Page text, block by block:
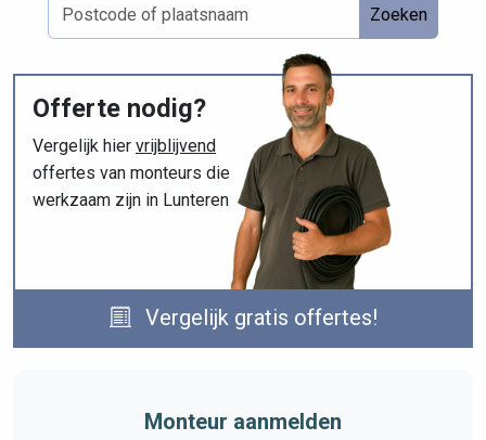
Zoeken
Offerte nodig?
Vergelijk hier vrijblijvend
offertes van monteurs die
werkzaam zijn in Lunteren
Vergelijk gratis offertes!
Monteur aanmelden